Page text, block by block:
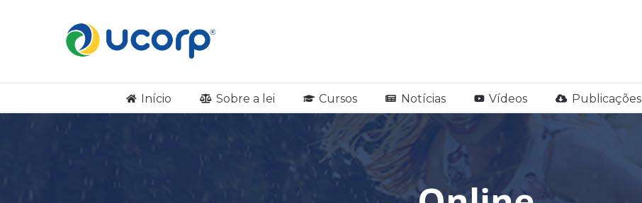
Início Sobre a lei Cursos Notícias Vídeos Publicações